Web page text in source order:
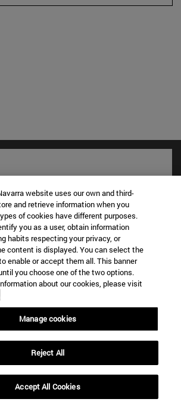
en nueva ventana)
en nueva ventana)
(abre en nueva ventana)
personas(abre en nueva ventana)
(abre en nueva ventana)
00
website uses our own and third-
and retrieve information when you
of cookies have different purposes.
you as a user, obtain information
habits respecting your privacy, or
content is displayed. You can select the
enable or accept them all. This banner
you choose one of the two options.
about our cookies, please visit
Manage cookies
Reject All
Accept All Cookies